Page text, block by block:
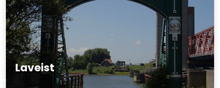
Laveist